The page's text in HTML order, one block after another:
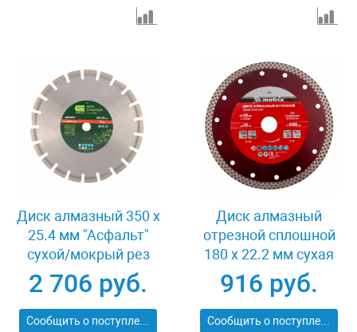
Диск алмазный 350 х
25.4 мм "Асфальт"
сухой/мокрый рез
Сибртех 731013
2 706 руб.
Сообщить о поступлении
Диск алмазный
отрезной сплошной
180 х 22.2 мм сухая
резка Matrix
Professional 73128
916 руб.
Сообщить о поступлении